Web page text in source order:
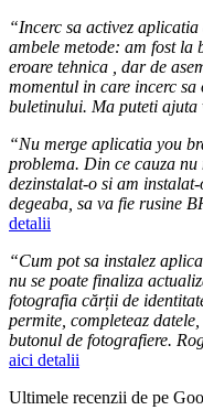
“Incerc sa activez
ambele metode: am fost la
eroare tehnica , dar de
momentul in care incerc
buletinului. Ma puteti ajuta
“Nu merge aplicatia you
problema. Din ce cauza
dezinstalat-o si am
degeaba, sa va fie rusine
detalii
“Cum pot sa instalez
nu se poate finaliza
fotografia cărții de
permite, completeaz
butonul de fotografiere.
aici detalii
Ultimele recenzii de pe